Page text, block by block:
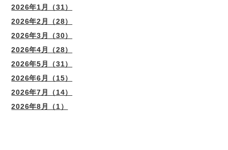
2026年1月（31）
2026年2月（28）
2026年3月（30）
2026年4月（28）
2026年5月（31）
2026年6月（15）
2026年7月（14）
2026年8月（1）